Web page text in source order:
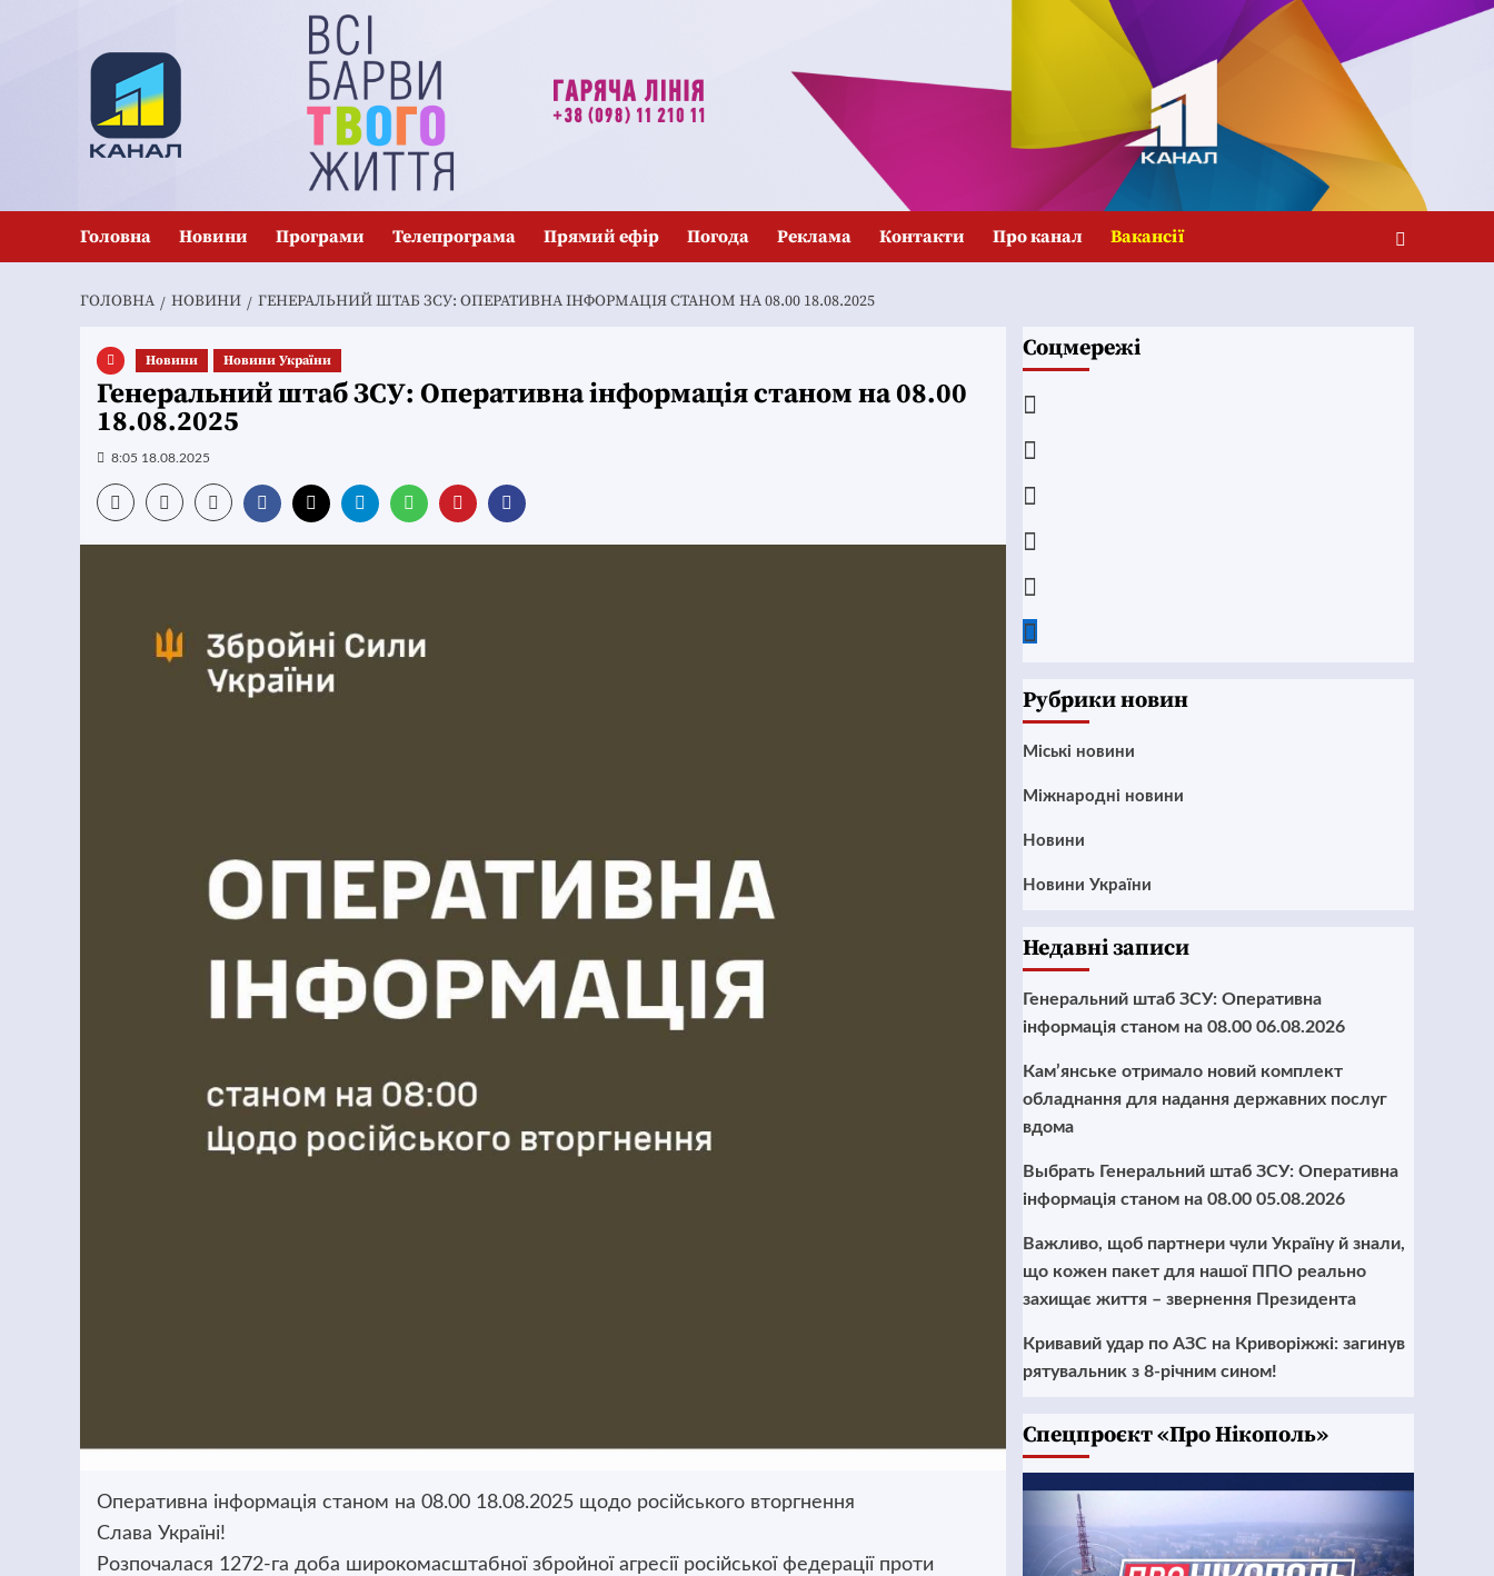
Головна Новини Програми Телепрограма Прямий ефір Погода Реклама Контакти Про канал Вакансії
ГОЛОВНА НОВИНИ ГЕНЕРАЛЬНИЙ ШТАБ ЗСУ: ОПЕРАТИВНА ІНФОРМАЦІЯ СТАНОМ НА 08.00 18.08.2025
Новини Новини України
Генеральний штаб ЗСУ: Оперативна інформація станом на 08.00
18.08.2025
8:05 18.08.2025
Оперативна інформація станом на 08.00 18.08.2025 щодо російського вторгнення
Слава Україні!
Розпочалася 1272-га доба широкомасштабної збройної агресії російської федерації проти
Соцмережі
Рубрики новин
Mіські новини
Міжнародні новини
Новини
Новини України
Недавні записи
Генеральний штаб ЗСУ: Оперативна
інформація станом на 08.00 06.08.2026
Кам’янське отримало новий комплект
обладнання для надання державних послуг
вдома
Выбрать Генеральний штаб ЗСУ: Оперативна
інформація станом на 08.00 05.08.2026
Важливо, щоб партнери чули Україну й знали,
що кожен пакет для нашої ППО реально
захищає життя – звернення Президента
Кривавий удар по АЗС на Криворіжжі: загинув
рятувальник з 8-річним сином!
Cпецпроєкт «Про Нікополь»